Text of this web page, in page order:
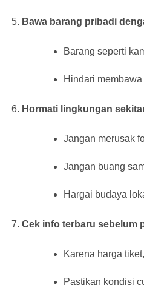
Bawa barang pribadi
Barang seperti
Hindari
Hormati lingkungan
Jangan merusak
Jangan buang
Hargai budaya
Cek info terbaru sebelum
Karena harga
Pastikan kondisi